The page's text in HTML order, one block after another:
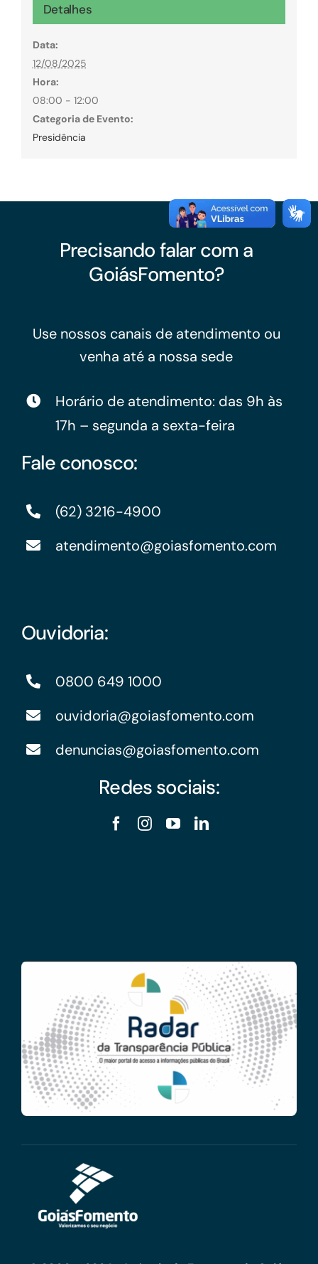
Detalhes
Data:
12/08/2025
Hora:
08:00 - 12:00
Categoria de Evento:
Presidência
Precisando falar com a
GoiásFomento?
Use nossos canais de atendimento ou
venha até a nossa sede
Horário de atendimento: das 9h às
17h – segunda a sexta-feira
Fale conosco:
(62) 3216-4900
atendimento@goiasfomento.com
Ouvidoria:
0800 649 1000
ouvidoria@goiasfomento.com
denuncias@goiasfomento.com
Redes sociais: